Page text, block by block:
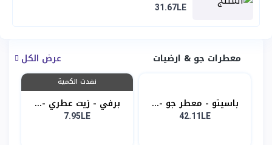
31.67LE
معطرات جو & ارضيات عرض الكل
باسيتو - معطر جو -...
42.11LE
نفدت الكمية
برفي - زيت عطري -...
7.95LE